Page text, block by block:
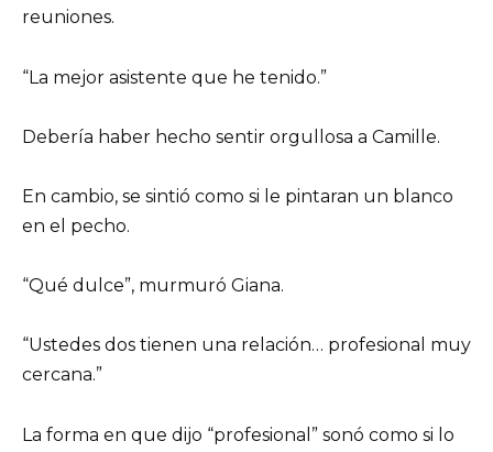
reuniones.
“La mejor asistente que he tenido.”
Debería haber hecho sentir orgullosa a Camille.
En cambio, se sintió como si le pintaran un blanco
en el pecho.
“Qué dulce”, murmuró Giana.
“Ustedes dos tienen una relación… profesional muy
cercana.”
La forma en que dijo “profesional” sonó como si lo